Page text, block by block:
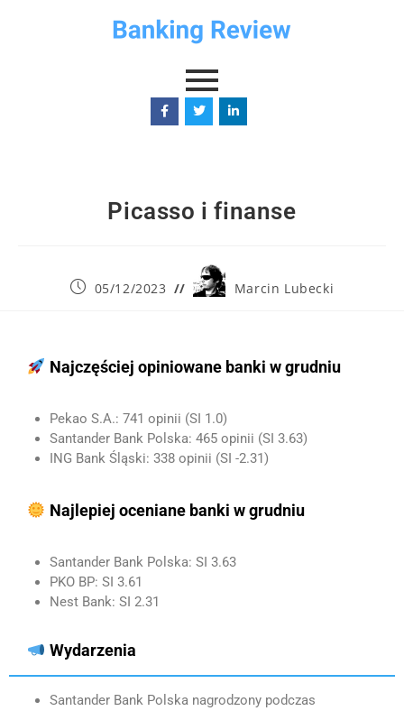
Picasso i finanse
05/12/2023 Marcin Lubecki
Najczęściej opiniowane banki w grudniu
Pekao S.A.: 741 opinii (SI 1.0)
Santander Bank Polska: 465 opinii (SI 3.63)
ING Bank Śląski: 338 opinii (SI -2.31)
Najlepiej oceniane banki w grudniu
Santander Bank Polska: SI 3.63
PKO BP: SI 3.61
Nest Bank: SI 2.31
Wydarzenia
Santander Bank Polska nagrodzony podczas